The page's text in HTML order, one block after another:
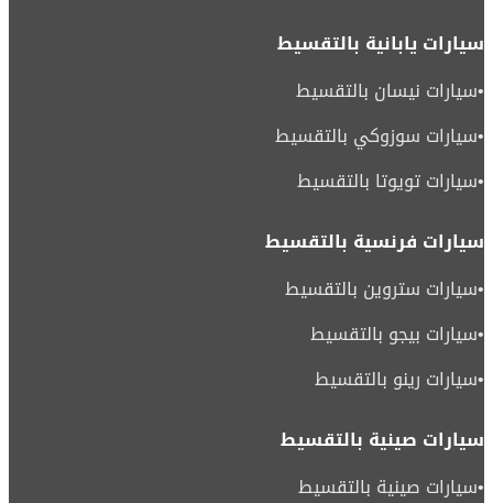
سيارات يابانية بالتقسيط
•سيارات نيسان بالتقسيط
•سيارات سوزوكي بالتقسيط
•سيارات تويوتا بالتقسيط
سيارات فرنسية بالتقسيط
•سيارات ستروين بالتقسيط
•سيارات بيجو بالتقسيط
•سيارات رينو بالتقسيط
سيارات صينية بالتقسيط
•سيارات صينية بالتقسيط